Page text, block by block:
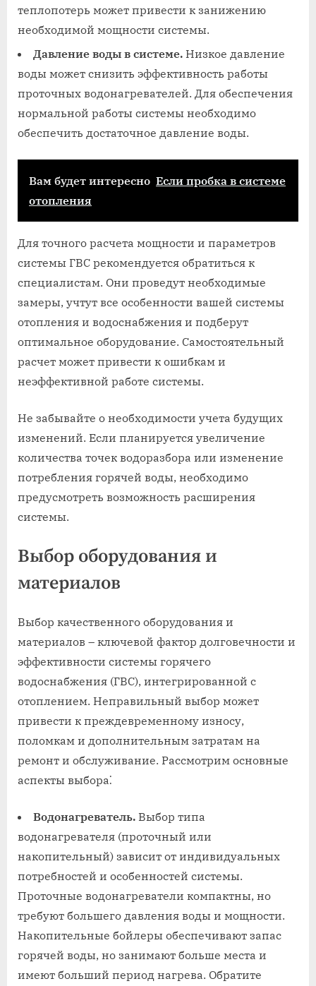
теплопотерь может привести к занижению
необходимой мощности системы.
Давление воды в системе. Низкое давление
воды может снизить эффективность работы
проточных водонагревателей. Для обеспечения
нормальной работы системы необходимо
обеспечить достаточное давление воды.
Вам будет интересно Если пробка в системе
отопления
Для точного расчета мощности и параметров
системы ГВС рекомендуется обратиться к
специалистам. Они проведут необходимые
замеры, учтут все особенности вашей системы
отопления и водоснабжения и подберут
оптимальное оборудование. Самостоятельный
расчет может привести к ошибкам и
неэффективной работе системы.
Не забывайте о необходимости учета будущих
изменений. Если планируется увеличение
количества точек водоразбора или изменение
потребления горячей воды, необходимо
предусмотреть возможность расширения
системы.
Выбор оборудования и
материалов
Выбор качественного оборудования и
материалов – ключевой фактор долговечности и
эффективности системы горячего
водоснабжения (ГВС), интегрированной с
отоплением. Неправильный выбор может
привести к преждевременному износу,
поломкам и дополнительным затратам на
ремонт и обслуживание. Рассмотрим основные
аспекты выбора⁚
Водонагреватель. Выбор типа
водонагревателя (проточный или
накопительный) зависит от индивидуальных
потребностей и особенностей системы.
Проточные водонагреватели компактны, но
требуют большего давления воды и мощности.
Накопительные бойлеры обеспечивают запас
горячей воды, но занимают больше места и
имеют больший период нагрева. Обратите